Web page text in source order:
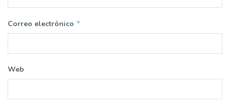
Correo electrónico *
Web